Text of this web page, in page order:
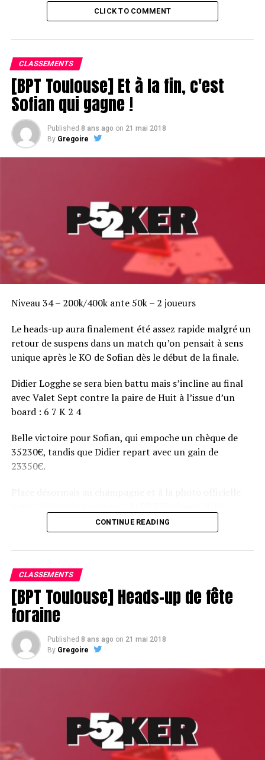
CLICK TO COMMENT
CLASSEMENTS
[BPT Toulouse] Et à la fin, c'est
Sofian qui gagne !
Published 8 ans ago on 21 mai 2018
By Gregoire
Niveau 34 – 200k/400k ante 50k – 2 joueurs
Le heads-up aura finalement été assez rapide malgré un
retour de suspens dans un match qu’on pensait à sens
unique après le KO de Sofian dès le début de la finale.
Didier Logghe se sera bien battu mais s’incline au final
avec Valet Sept contre la paire de Huit à l’issue d’un
board : 6 7 K 2 4
Belle victoire pour Sofian, qui empoche un chèque de
35230€, tandis que Didier repart avec un gain de
23350€.
CONTINUE READING
CLASSEMENTS
[BPT Toulouse] Heads-up de fête
foraine
Published 8 ans ago on 21 mai 2018
By Gregoire